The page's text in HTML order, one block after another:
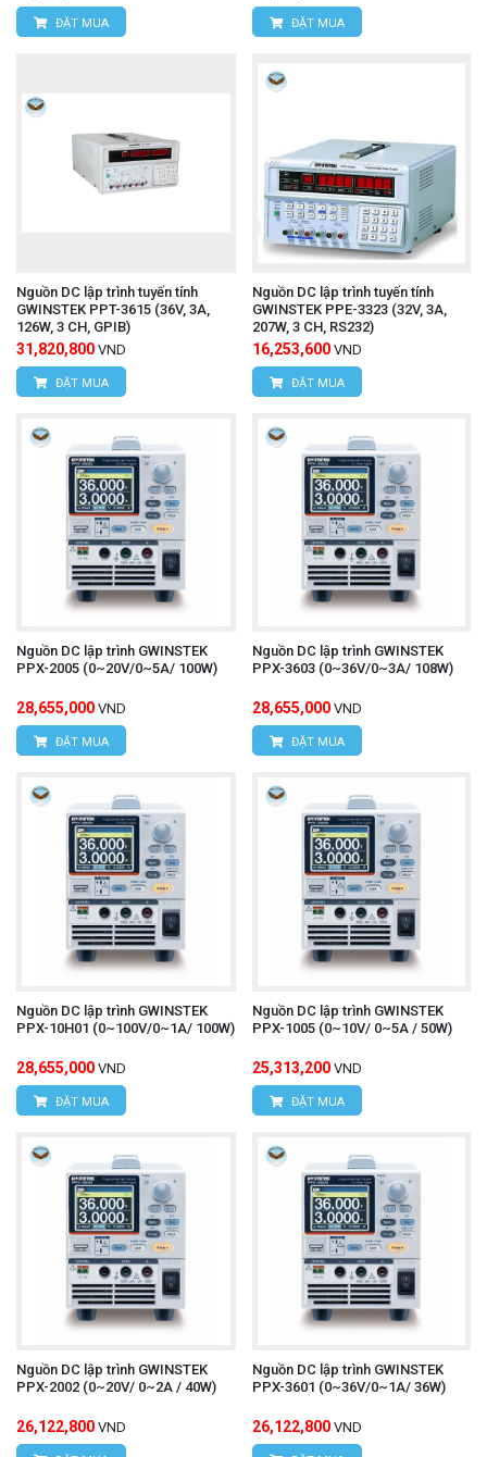
ĐẶT MUA ĐẶT MUA
Nguồn DC lập trình tuyến tính
GWINSTEK PPT-3615 (36V, 3A,
126W, 3 CH, GPIB)
31,820,800 VND
ĐẶT MUA
Nguồn DC lập trình tuyến tính
GWINSTEK PPE-3323 (32V, 3A,
207W, 3 CH, RS232)
16,253,600 VND
ĐẶT MUA
Nguồn DC lập trình GWINSTEK
PPX-2005 (0~20V/0~5A/ 100W)
28,655,000 VND
ĐẶT MUA
Nguồn DC lập trình GWINSTEK
PPX-3603 (0~36V/0~3A/ 108W)
28,655,000 VND
ĐẶT MUA
Nguồn DC lập trình GWINSTEK
PPX-10H01 (0~100V/0~1A/ 100W)
28,655,000 VND
ĐẶT MUA
Nguồn DC lập trình GWINSTEK
PPX-1005 (0~10V/ 0~5A / 50W)
25,313,200 VND
ĐẶT MUA
Nguồn DC lập trình GWINSTEK
PPX-2002 (0~20V/ 0~2A / 40W)
26,122,800 VND
Nguồn DC lập trình GWINSTEK
PPX-3601 (0~36V/0~1A/ 36W)
26,122,800 VND